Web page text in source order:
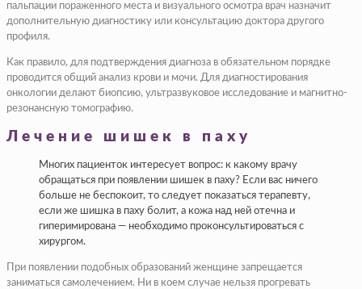
пальпации пораженного места и визуального осмотра врач назначит
дополнительную диагностику или консультацию доктора другого
профиля.
Как правило, для подтверждения диагноза в обязательном порядке
проводится общий анализ крови и мочи. Для диагностирования
онкологии делают биопсию, ультразвуковое исследование и магнитно-
резонансную томографию.
Лечение шишек в паху
Многих пациенток интересует вопрос: к какому врачу
обращаться при появлении шишек в паху? Если вас ничего
больше не беспокоит, то следует показаться терапевту,
если же шишка в паху болит, а кожа над ней отечна и
гиперимирована — необходимо проконсультироваться с
хирургом.
При появлении подобных образований женщине запрещается
заниматься самолечением. Ни в коем случае нельзя прогревать